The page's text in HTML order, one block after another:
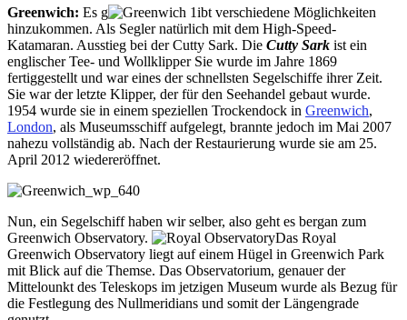
Greenwich: Es g
ibt verschiedene Möglichkeiten
hinzukommen. Als Segler natürlich mit dem High-Speed-
Katamaran. Ausstieg bei der Cutty Sark. Die Cutty Sark ist ein
englischer Tee- und Wollklipper Sie wurde im Jahre 1869
fertiggestellt und war eines der schnellsten Segelschiffe ihrer Zeit.
Sie war der letzte Klipper, der für den Seehandel gebaut wurde.
1954 wurde sie in einem speziellen Trockendock in Greenwich,
London, als Museumsschiff aufgelegt, brannte jedoch im Mai 2007
nahezu vollständig ab. Nach der Restaurierung wurde sie am 25.
April 2012 wiedereröffnet.
Nun, ein Segelschiff haben wir selber, also geht es bergan zum
Greenwich Observatory.
Das Royal
Greenwich Observatory liegt auf einem Hügel in Greenwich Park
mit Blick auf die Themse. Das Observatorium, genauer der
Mittelounkt des Teleskops im jetzigen Museum wurde als Bezug für
die Festlegung des Nullmeridians und somit der Längengrade